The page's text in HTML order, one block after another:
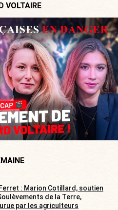
VOLTAIRE
: Marion Cotillard, soutien
de la Terre,
par les agriculteurs